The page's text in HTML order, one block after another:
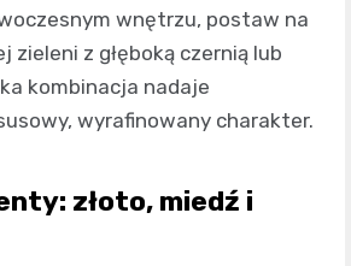
wnętrzu, postaw na
zieleni z głęboką czernią lub
kombinacja nadaje
wyrafinowany charakter.
złoto, miedź i